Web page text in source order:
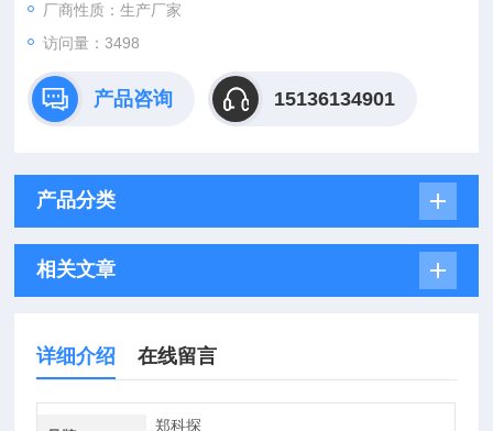
厂商性质：生产厂家
访问量：3498
产品咨询 15136134901
产品分类
相关文章
详细介绍 在线留言
郑科探